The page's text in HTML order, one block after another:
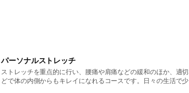
パーソナルストレッチ
ストレッチを重点的に行い、腰痛や肩痛などの緩和のほか、適
どで体の内側からもキレイになれるコースです。日々の生活で